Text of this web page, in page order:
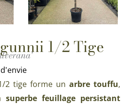
1/2 Tige
2 tige forme un arbre touffu,
superbe feuillage persistant